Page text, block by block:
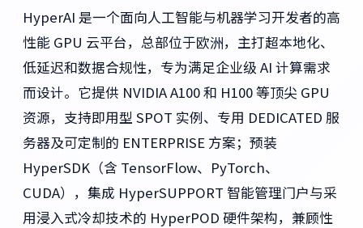
HyperAI 是一个面向人工智能与机器学习开发者的高
性能 GPU 云平台，总部位于欧洲，主打超本地化、
低延迟和数据合规性，专为满足企业级 AI 计算需求
而设计。它提供 NVIDIA A100 和 H100 等顶尖 GPU
资源，支持即用型 SPOT 实例、专用 DEDICATED 服
务器及可定制的 ENTERPRISE 方案；预装
HyperSDK（含 TensorFlow、PyTorch、
CUDA），集成 HyperSUPPORT 智能管理门户与采
用浸入式冷却技术的 HyperPOD 硬件架构，兼顾性